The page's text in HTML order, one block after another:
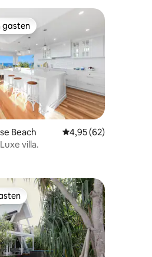
op 5, 66 recensies
gasten
gasten
Beach Gemiddelde
4,95 (62)
villa.